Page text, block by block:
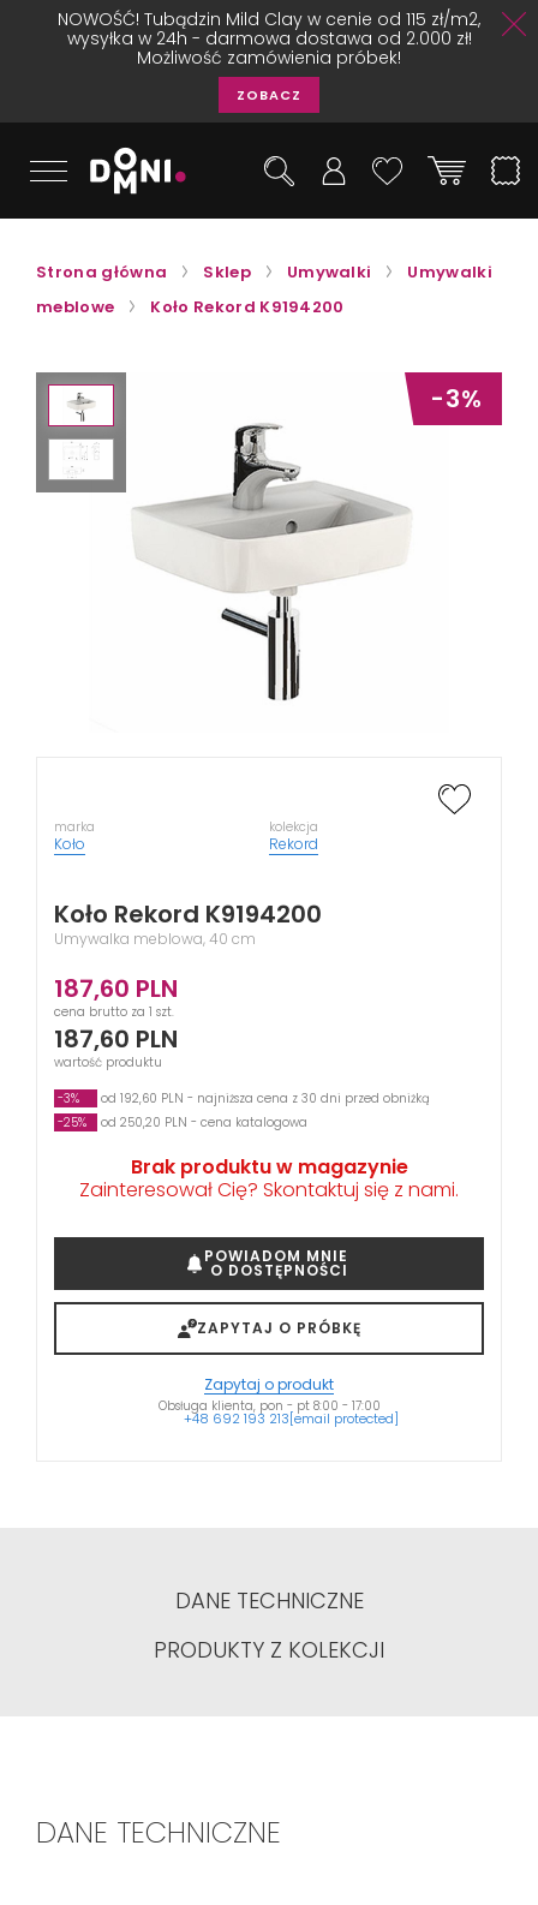
NOWOŚĆ! Tubądzin Mild Clay w cenie od 115 zł/m2,
wysyłka w 24h - darmowa dostawa od 2.000 zł!
Możliwość zamówienia próbek!
ZOBACZ
Strona główna Sklep Umywalki
Umywalki
meblowe
Koło Rekord K9194200
-3%
marka
Koło
kolekcja
Rekord
Koło Rekord K9194200
Umywalka meblowa, 40 cm
187,60 PLN
cena brutto za 1 szt.
187,60 PLN
wartość produktu
-3%
od 192,60 PLN - najniższa cena z 30 dni przed obniżką
-25%
od 250,20 PLN - cena katalogowa
Brak produktu w magazynie
Zainteresował Cię? Skontaktuj się z nami.
POWIADOM MNIE
O DOSTĘPNOŚCI
ZAPYTAJ O PRÓBKĘ
Zapytaj o produkt
Obsługa klienta, pon - pt 8:00 - 17:00
+48 692 193 213[email protected]
DANE TECHNICZNE
PRODUKTY Z KOLEKCJI
DANE TECHNICZNE